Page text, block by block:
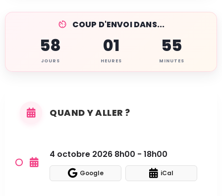
COUP D'ENVOI DANS...
58
JOURS
01
HEURES
55
MINUTES
QUAND Y ALLER ?
4 octobre 2026 8h00 - 18h00
Google iCal